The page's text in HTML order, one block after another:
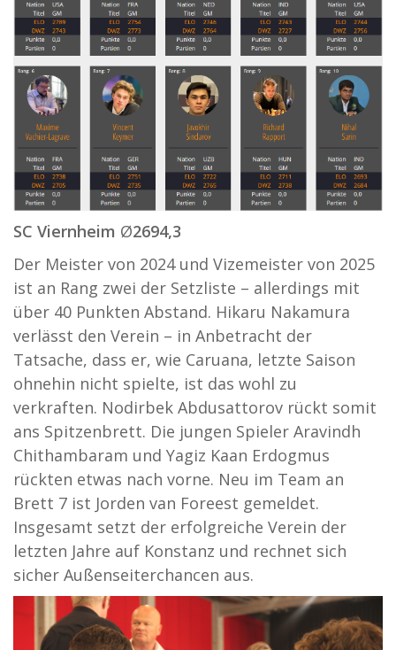
SC Viernheim Ø2694,3
Der Meister von 2024 und Vizemeister von 2025
ist an Rang zwei der Setzliste – allerdings mit
über 40 Punkten Abstand. Hikaru Nakamura
verlässt den Verein – in Anbetracht der
Tatsache, dass er, wie Caruana, letzte Saison
ohnehin nicht spielte, ist das wohl zu
verkraften. Nodirbek Abdusattorov rückt somit
ans Spitzenbrett. Die jungen Spieler Aravindh
Chithambaram und Yagiz Kaan Erdogmus
rückten etwas nach vorne. Neu im Team an
Brett 7 ist Jorden van Foreest gemeldet.
Insgesamt setzt der erfolgreiche Verein der
letzten Jahre auf Konstanz und rechnet sich
sicher Außenseiterchancen aus.